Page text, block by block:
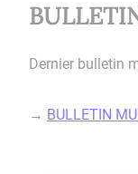
Dernier bulletin
→ BULLETIN